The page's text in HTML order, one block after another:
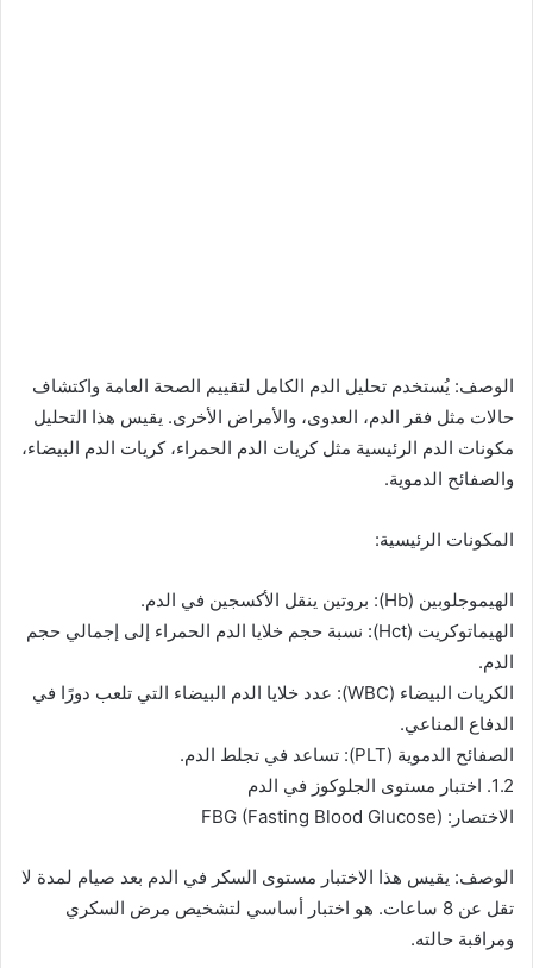
الوصف: يُستخدم تحليل الدم الكامل لتقييم الصحة العامة واكتشاف
حالات مثل فقر الدم، العدوى، والأمراض الأخرى. يقيس هذا التحليل
مكونات الدم الرئيسية مثل كريات الدم الحمراء، كريات الدم البيضاء،
والصفائح الدموية.
المكونات الرئيسية:
الهيموجلوبين (Hb): بروتين ينقل الأكسجين في الدم.
الهيماتوكريت (Hct): نسبة حجم خلايا الدم الحمراء إلى إجمالي حجم
الدم.
الكريات البيضاء (WBC): عدد خلايا الدم البيضاء التي تلعب دورًا في
الدفاع المناعي.
الصفائح الدموية (PLT): تساعد في تجلط الدم.
1.2. اختبار مستوى الجلوكوز في الدم
الاختصار: FBG (Fasting Blood Glucose)
الوصف: يقيس هذا الاختبار مستوى السكر في الدم بعد صيام لمدة لا
تقل عن 8 ساعات. هو اختبار أساسي لتشخيص مرض السكري
ومراقبة حالته.